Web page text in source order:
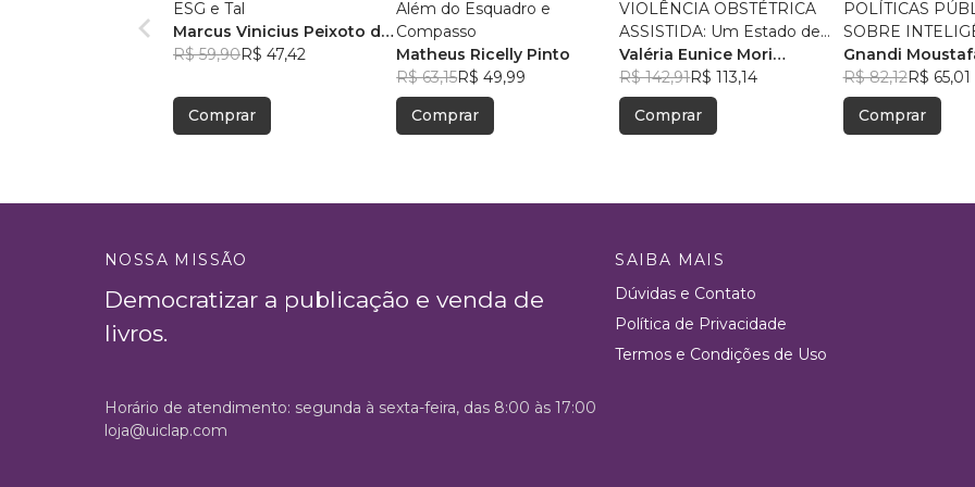
ESG e Tal
Marcus Vinicius Peixoto da
Silva
R$ 59,90R$ 47,42
Comprar
Além do Esquadro e
Compasso
Matheus Ricelly Pinto
R$ 63,15R$ 49,99
Comprar
VIOLÊNCIA OBSTÉTRICA
ASSISTIDA: Um Estado de
Coisas Inconstitucional
Valéria Eunice Mori
Machado, +2
R$ 142,91R$ 113,14
Comprar
POLÍTICAS
SOBRE
ARTIFICIAL
Gnandi
R$ 82,12R$ 65,01
Comprar
NOSSA MISSÃO
Democratizar a publicação e venda de
livros.
SAIBA MAIS
Dúvidas e Contato
Política de Privacidade
Termos e Condições de Uso
Horário de atendimento: segunda à sexta-feira, das 8:00 às 17:00
loja@uiclap.com